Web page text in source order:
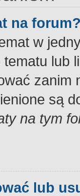
na
w
lub
są
na tym
lub